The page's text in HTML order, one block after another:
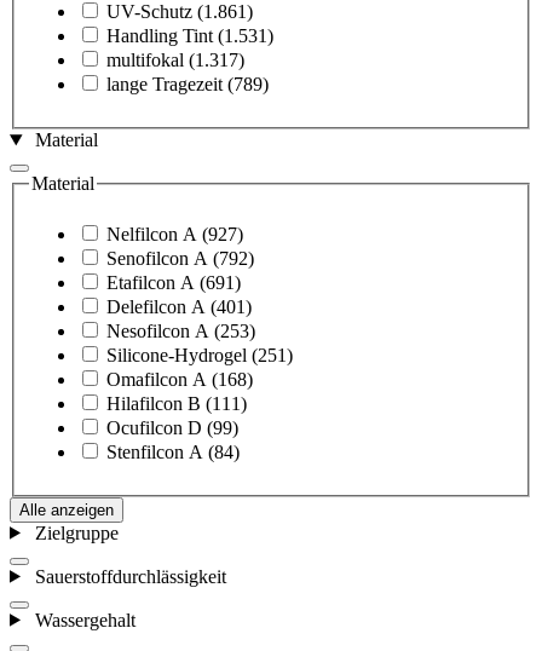
UV-Schutz (1.861)
Handling Tint (1.531)
multifokal (1.317)
lange Tragezeit (789)
Material
Material
Nelfilcon A (927)
Senofilcon A (792)
Etafilcon A (691)
Delefilcon A (401)
Nesofilcon A (253)
Silicone-Hydrogel (251)
Omafilcon A (168)
Hilafilcon B (111)
Ocufilcon D (99)
Stenfilcon A (84)
Alle anzeigen
Zielgruppe
Sauerstoffdurchlässigkeit
Wassergehalt